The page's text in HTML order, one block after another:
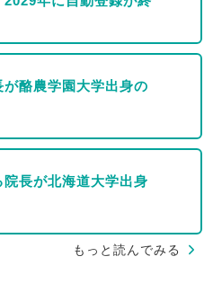
酪農学園大学出身の
長が北海道大学出身
もっと読んでみる